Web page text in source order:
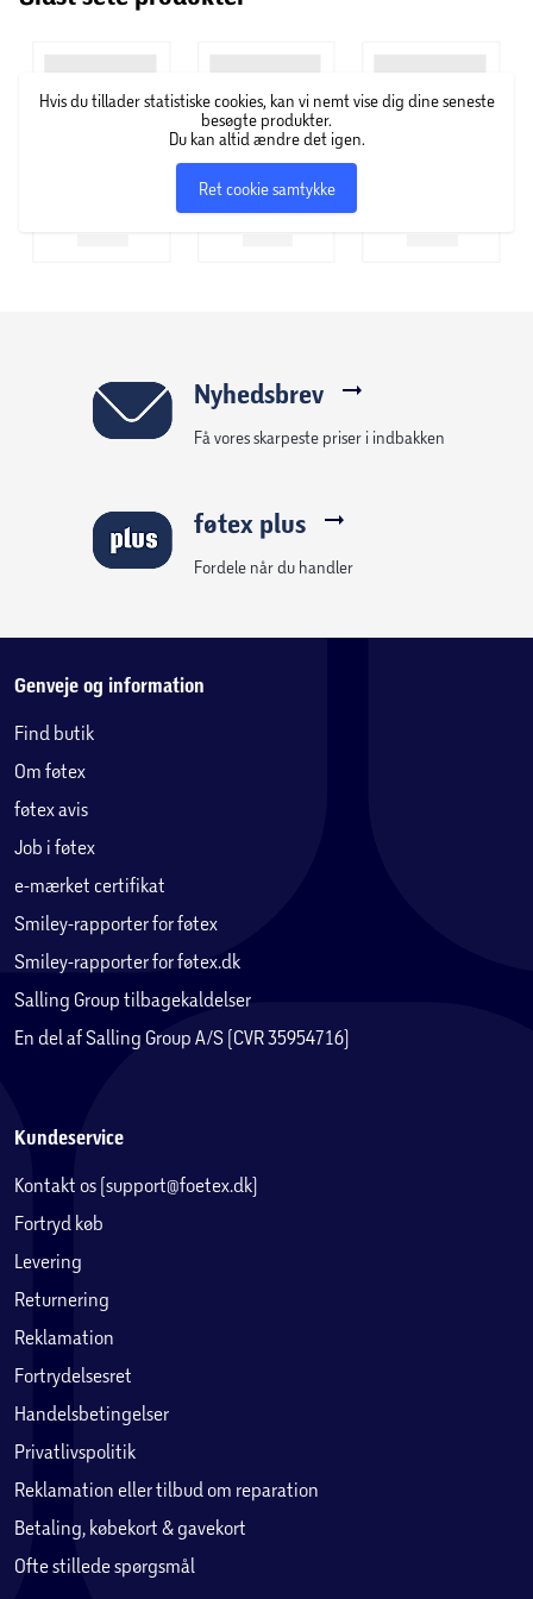
Hvis du tillader statistiske cookies, kan vi nemt vise dig dine seneste
besøgte produkter.
Du kan altid ændre det igen.
Ret cookie samtykke
Nyhedsbrev
Få vores skarpeste priser i indbakken
føtex plus
Fordele når du handler
Genveje og information
Find butik
Om føtex
føtex avis
Job i føtex
e-mærket certifikat
Smiley-rapporter for føtex
Smiley-rapporter for føtex.dk
Salling Group tilbagekaldelser
En del af Salling Group A/S (CVR 35954716)
Kundeservice
Kontakt os (support@foetex.dk)
Fortryd køb
Levering
Returnering
Reklamation
Fortrydelsesret
Handelsbetingelser
Privatlivspolitik
Reklamation eller tilbud om reparation
Betaling, købekort & gavekort
Ofte stillede spørgsmål